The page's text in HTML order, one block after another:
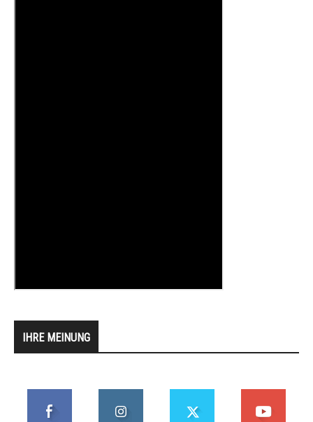
IHRE MEINUNG